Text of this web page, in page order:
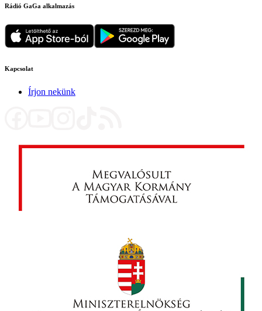
Rádió GaGa alkalmazás
Kapcsolat
Írjon nekünk